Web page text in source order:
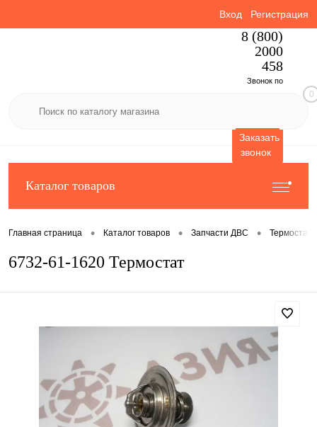
Вход Регистрация
8 (800)
2000
458
Звонок по
Заказать
звонок
0
Каталог товаров
Главная страница • Каталог товаров • Запчасти ДВС •
6732-61-1620 Термостат